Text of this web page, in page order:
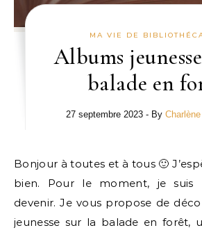
MA VIE DE
Albums
balade en
27 septembre 2023 - By
Bonjour à toutes et à tous 🙂 J’espère que vous allez
bien. Pour le moment, je suis
devenir. Je vous propose de
jeunesse sur la balade en forêt,